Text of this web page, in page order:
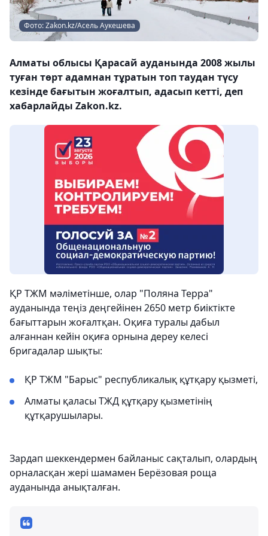
Фото: Zakon.kz/Асель Аукешева
Алматы облысы Қарасай ауданында 2008 жылы
туған төрт адамнан тұратын топ таудан түсу
кезінде бағытын жоғалтып, адасып кетті, деп
хабарлайды Zakon.kz.
ҚР ТЖМ мәліметінше, олар "Поляна Терра"
ауданында теңіз деңгейінен 2650 метр биіктікте
бағыттарын жоғалтқан. Оқиға туралы дабыл
алғаннан кейін оқиға орнына дереу келесі
бригадалар шықты:
ҚР ТЖМ "Барыс" республикалық құтқару қызметі,
Алматы қаласы ТЖД құтқару қызметінің
құтқарушылары.
Зардап шеккендермен байланыс сақталып, олардың
орналасқан жері шамамен Берёзовая роща
ауданында анықталған.